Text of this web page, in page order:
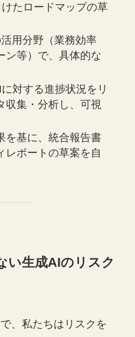
けたロードマップの草
用分野（業務効率
ン等）で、具体的な
に対する進捗状況をリ
収集・分析し、可視
を基に、統合報告書
レポートの草案を自
い生成AIのリスク
、私たちはリスクを